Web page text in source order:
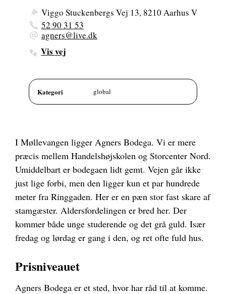
Viggo Stuckenbergs Vej 13, 8210 Aarhus V
52 90 31 53
agners@live.dk
Vis vej
Kategori global
I Møllevangen ligger Agners Bodega. Vi er mere
præcis mellem Handelshøjskolen og Storcenter Nord.
Umiddelbart er bodegaen lidt gemt. Vejen går ikke
just lige forbi, men den ligger kun et par hundrede
meter fra Ringgaden. Her er en pæn stor fast skare af
stamgæster. Aldersfordelingen er bred her. Der
kommer både unge studerende og det grå guld. Især
fredag og lørdag er gang i den, og ret ofte fuld hus.
Prisniveauet
Agners Bodega er et sted, hvor har råd til at komme.